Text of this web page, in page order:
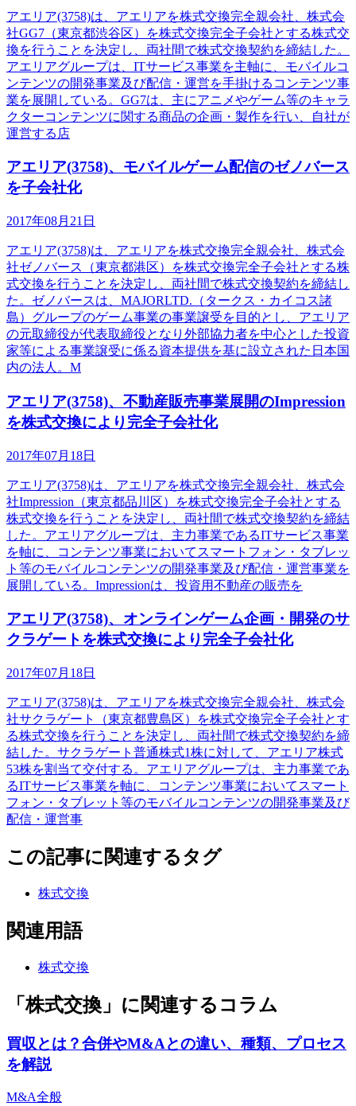
アエリア(3758)は、アエリアを株式交換完全親会社、株式会
社GG7（東京都渋谷区）を株式交換完全子会社とする株式交
換を行うことを決定し、両社間で株式交換契約を締結した。
アエリアグループは、ITサービス事業を主軸に、モバイルコ
ンテンツの開発事業及び配信・運営を手掛けるコンテンツ事
業を展開している。GG7は、主にアニメやゲーム等のキャラ
クターコンテンツに関する商品の企画・製作を行い、自社が
運営する店
アエリア(3758)、モバイルゲーム配信のゼノバース
を子会社化
2017年08月21日
アエリア(3758)は、アエリアを株式交換完全親会社、株式会
社ゼノバース（東京都港区）を株式交換完全子会社とする株
式交換を行うことを決定し、両社間で株式交換契約を締結し
た。ゼノバースは、MAJORLTD.（タークス・カイコス諸
島）グループのゲーム事業の事業譲受を目的とし、アエリア
の元取締役が代表取締役となり外部協力者を中心とした投資
家等による事業譲受に係る資本提供を基に設立された日本国
内の法人。M
アエリア(3758)、不動産販売事業展開のImpression
を株式交換により完全子会社化
2017年07月18日
アエリア(3758)は、アエリアを株式交換完全親会社、株式会
社Impression（東京都品川区）を株式交換完全子会社とする
株式交換を行うことを決定し、両社間で株式交換契約を締結
した。アエリアグループは、主力事業であるITサービス事業
を軸に、コンテンツ事業においてスマートフォン・タブレッ
ト等のモバイルコンテンツの開発事業及び配信・運営事業を
展開している。Impressionは、投資用不動産の販売を
アエリア(3758)、オンラインゲーム企画・開発のサ
クラゲートを株式交換により完全子会社化
2017年07月18日
アエリア(3758)は、アエリアを株式交換完全親会社、株式会
社サクラゲート（東京都豊島区）を株式交換完全子会社とす
る株式交換を行うことを決定し、両社間で株式交換契約を締
結した。サクラゲート普通株式1株に対して、アエリア株式
53株を割当て交付する。アエリアグループは、主力事業であ
るITサービス事業を軸に、コンテンツ事業においてスマート
フォン・タブレット等のモバイルコンテンツの開発事業及び
配信・運営事
この記事に関連するタグ
株式交換
関連用語
株式交換
「株式交換」に関連するコラム
買収とは？合併やM&Aとの違い、種類、プロセス
を解説
M&A全般